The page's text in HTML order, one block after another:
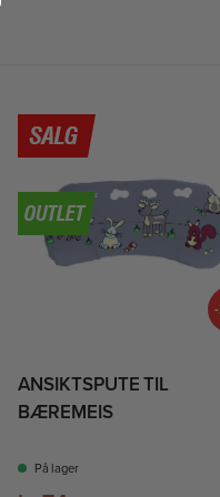
ANSIKTSPUTE TIL
BÆREMEIS
På lager